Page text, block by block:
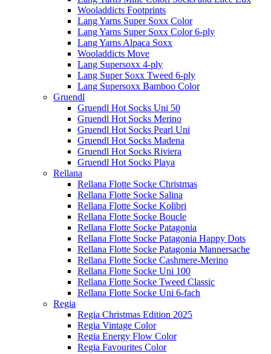
Wooladdicts Footprints
Lang Yarns Super Soxx Color
Lang Yarns Super Soxx Color 6-ply
Lang Yarns Alpaca Soxx
Wooladdicts Move
Lang Supersoxx 4-ply
Lang Super Soxx Tweed 6-ply
Lang Supersoxx Bamboo Color
Gruendl
Gruendl Hot Socks Uni 50
Gruendl Hot Socks Merino
Gruendl Hot Socks Pearl Uni
Gruendl Hot Socks Madena
Gruendl Hot Socks Riviera
Gruendl Hot Socks Playa
Rellana
Rellana Flotte Socke Christmas
Rellana Flotte Socke Salina
Rellana Flotte Socke Kolibri
Rellana Flotte Socke Boucle
Rellana Flotte Socke Patagonia
Rellana Flotte Socke Patagonia Happy Dots
Rellana Flotte Socke Patagonia Mannersache
Rellana Flotte Socke Cashmere-Merino
Rellana Flotte Socke Uni 100
Rellana Flotte Socke Tweed Classic
Rellana Flotte Socke Uni 6-fach
Regia
Regia Christmas Edition 2025
Regia Vintage Color
Regia Energy Flow Color
Regia Favourites Color